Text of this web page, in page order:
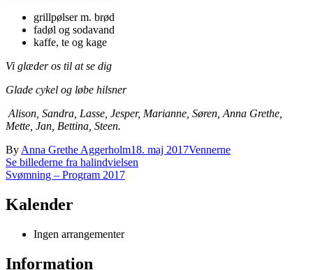
grillpølser m. brød
fadøl og sodavand
kaffe, te og kage
Vi glæder os til at se dig
Glade cykel og løbe hilsner
Alison, Sandra, Lasse, Jesper, Marianne, Søren, Anna Grethe,
Mette, Jan, Bettina, Steen.
By Anna Grethe Aggerholm18. maj 2017Vennerne
Indlægsnavigation
Se billederne fra halindvielsen
Svømning – Program 2017
Kalender
Ingen arrangementer
Information